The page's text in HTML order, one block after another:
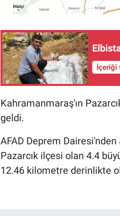
İçeriği
Kahramanmaraş'ın
geldi.
AFAD Deprem
Pazarcık ilçesi olan 4.4
12.46 kilometre derinlikte